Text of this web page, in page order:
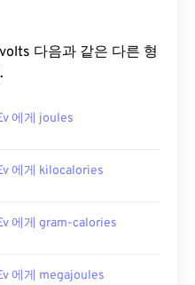
다음과 같은 다른 형
에게 joules
에게 kilocalories
에게 gram-calories
에게 megajoules